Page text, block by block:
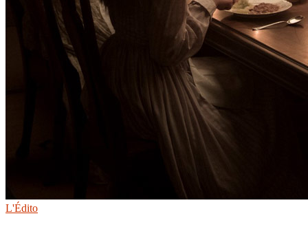
L'Édito